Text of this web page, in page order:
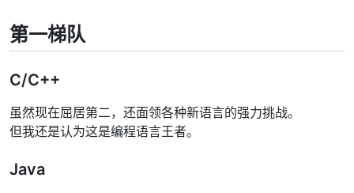
第一梯队
C/C++
虽然现在屈居第二，还面领各种新语言的强力挑战。
但我还是认为这是编程语言王者。
Java